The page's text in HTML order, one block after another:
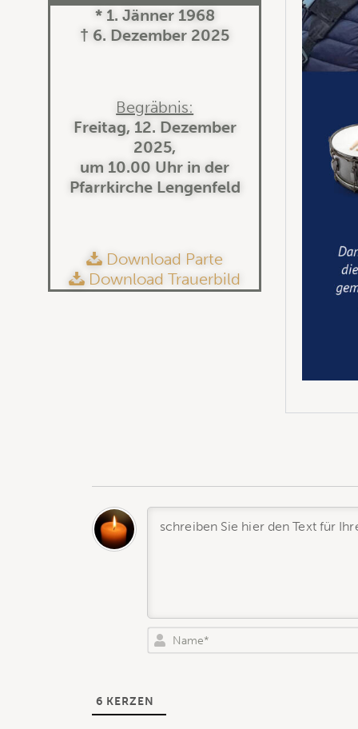
* 1. Jänner 1968
† 6. Dezember 2025
Begräbnis:
Freitag, 12. Dezember
2025,
um 10.00 Uhr in der
Pfarrkirche Lengenfeld
Download Parte
Download Trauerbild
6 KERZEN